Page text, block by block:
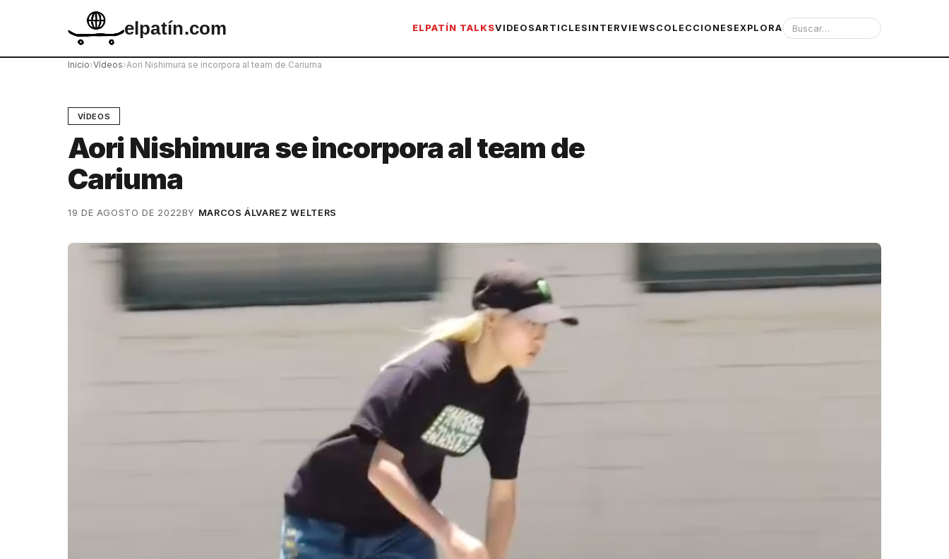
elpatín.com ELPATÍN TALKSVIDEOSARTICLES INTERVIEWS COLECCIONES EXPLORA
Inicio›Vídeos›Aori Nishimura se incorpora al team de Cariuma
VÍDEOS
Aori Nishimura se incorpora al team de
Cariuma
19 DE AGOSTO DE 2022BY MARCOS ÁLVAREZ WELTERS